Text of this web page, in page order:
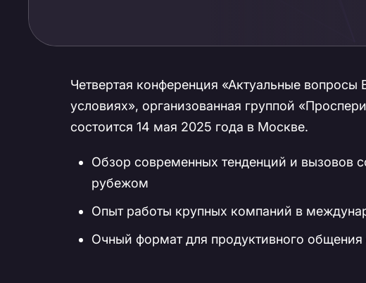
Четвертая конференция «Актуальные
условиях», организованная группой
состоится 14 мая 2025 года в Москве.
Обзор современных тенденций и вызовов
рубежом
Опыт работы крупных компаний в
Очный формат для продуктивного общения